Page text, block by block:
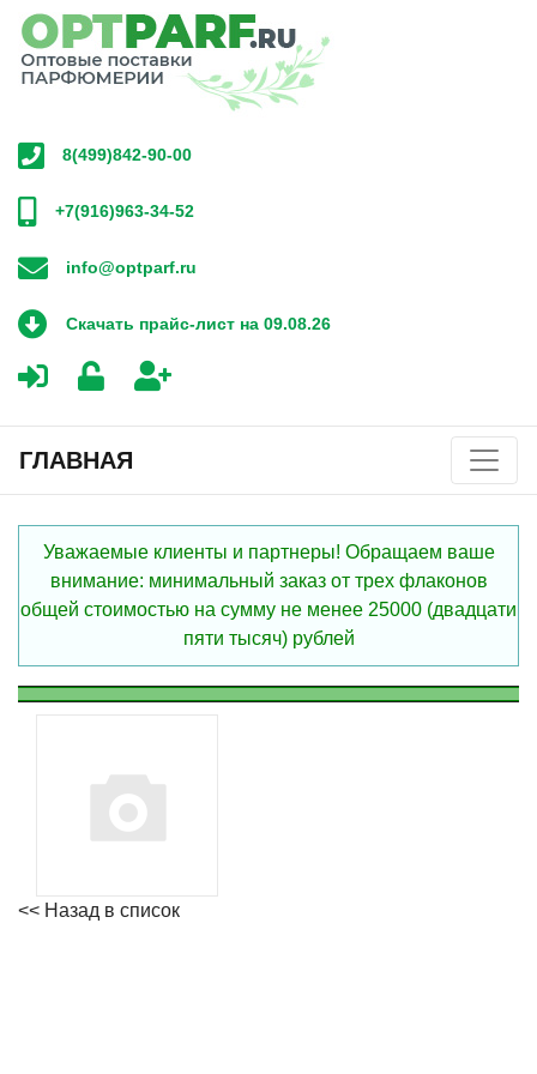
8(499)842-90-00
+7(916)963-34-52
info@optparf.ru
Скачать прайс-лист на 09.08.26
ГЛАВНАЯ
Уважаемые клиенты и партнеры! Обращаем ваше
внимание: минимальный заказ от трех флаконов
общей стоимостью на сумму не менее 25000 (двадцати
пяти тысяч) рублей
<< Назад в список